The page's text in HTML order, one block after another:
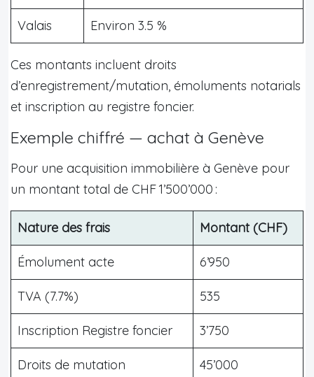
Valais Environ 3.5 %
Ces montants incluent droits
d’enregistrement/mutation, émoluments notarials
et inscription au registre foncier.
Exemple chiffré — achat à Genève
Pour une acquisition immobilière à Genève pour
un montant total de CHF 1’500’000 :
Nature des frais Montant (CHF)
Émolument acte 6’950
TVA (7.7%) 535
Inscription Registre foncier 3’750
Droits de mutation 45’000